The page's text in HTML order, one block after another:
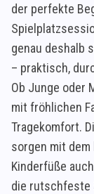
der perfekte
genau deshalb
– praktisch,
Ob Junge oder
mit fröhlichen
Tragekomfort.
sorgen mit
Kinderfüße
die rutschfeste